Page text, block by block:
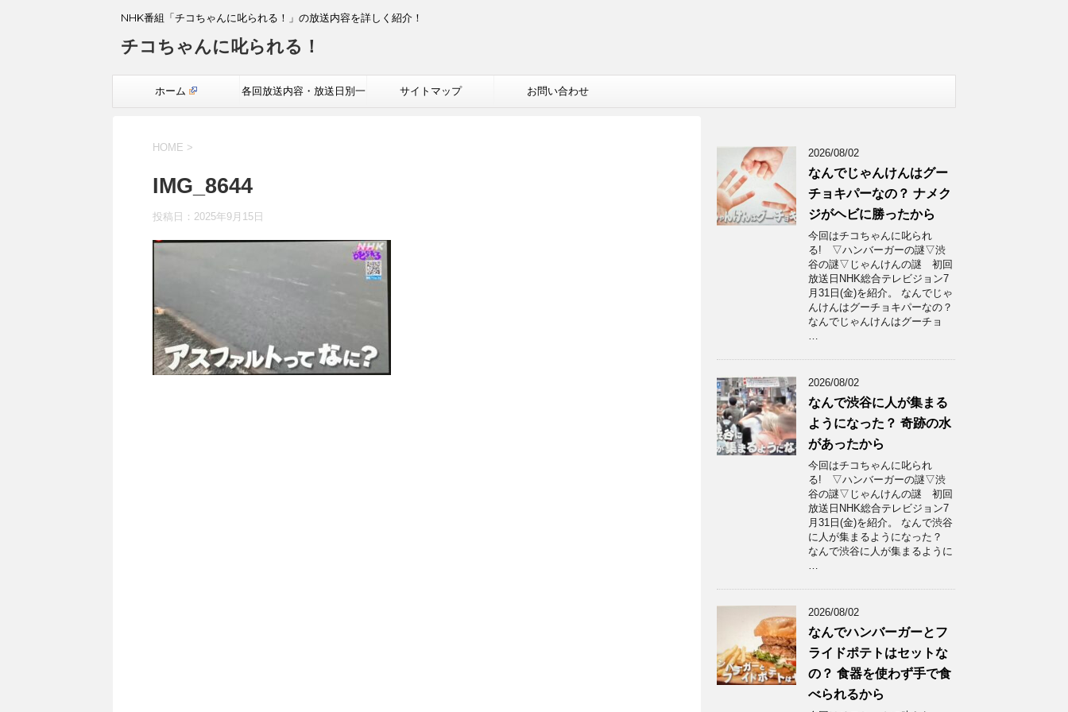
NHK番組「チコちゃんに叱られる！」の放送内容を詳しく紹介！
チコちゃんに叱られる！
ホーム 各回放送内容・放送日別一 サイトマップ お問い合わせ
HOME >
IMG_8644
投稿日： 2025年9月15日
2026/08/02
なんでじゃんけんはグー
チョキパーなの？ ナメク
ジがヘビに勝ったから
今回はチコちゃんに叱られ
る! ▽ハンバーガーの謎▽渋
谷の謎▽じゃんけんの謎 初回
放送日NHK総合テレビジョン7
月31日(金)を紹介。 なんでじゃ
んけんはグーチョキパーなの？
なんでじゃんけんはグーチョ
…
2026/08/02
なんで渋谷に人が集まる
ようになった？ 奇跡の水
があったから
今回はチコちゃんに叱られ
る! ▽ハンバーガーの謎▽渋
谷の謎▽じゃんけんの謎 初回
放送日NHK総合テレビジョン7
月31日(金)を紹介。 なんで渋谷
に人が集まるようになった？
なんで渋谷に人が集まるように
…
2026/08/02
なんでハンバーガーとフ
ライドポテトはセットな
の？ 食器を使わず手で食
べられるから